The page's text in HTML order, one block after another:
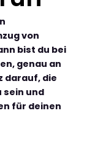
von
bist du bei
genau an
darauf, die
sein und
für deinen